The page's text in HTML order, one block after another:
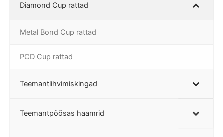
Diamond Cup rattad
Metal Bond Cup rattad
PCD Cup rattad
Teemantlihvimiskingad
Teemantpõõsas haamrid